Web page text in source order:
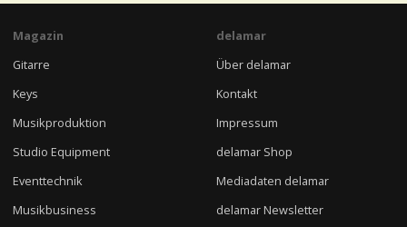
Magazin
Gitarre
Keys
Musikproduktion
Studio Equipment
Eventtechnik
Musikbusiness
delamar
Über delamar
Kontakt
Impressum
delamar Shop
Mediadaten delamar
delamar Newsletter